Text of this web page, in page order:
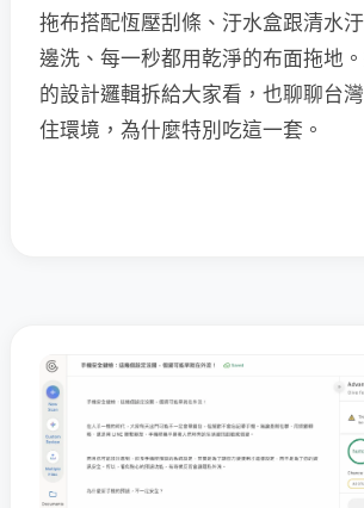
拖布搭配恆壓刮條、汙水盒跟清水
邊洗、每一秒都用乾淨的布面拖地
的設計邏輯拆給大家看，也聊聊台
住環境，為什麼特別吃這一套。